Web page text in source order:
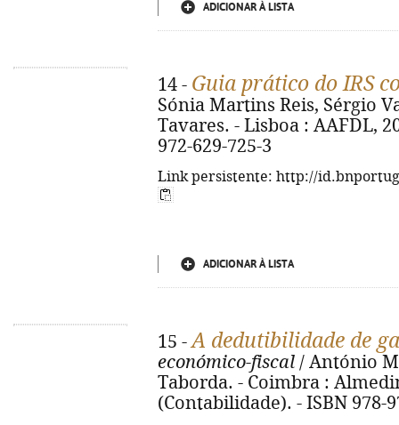
ADICIONAR À LISTA
14 - Guia prático do IRS
Sónia Martins Reis, Sérgio
Tavares. - Lisboa : AAFDL,
972-629-725-3
Link persistente: http://
ADICIONAR À LISTA
15 -A dedutibilidade de
económico-fiscal / António
Taborda. - Coimbra :
(Contabilidade). - ISBN 978-